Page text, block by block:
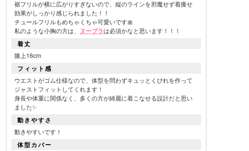
■スペック表
裾フリルが横に広がりすぎないので、縦のラインを邪魔せず着痩せ
効果がしっかり感じられました！！
チュールフリルもめちゃくちゃ可愛いです🎀
私のような小胸の方は、 ヌーブラは必須かなと思います！！！
着丈
膝上16cm
フィット感
ウエストがゴム仕様なので、体型を問わずキュッとくびれを作って
ジャストフィットしてくれます！
身長や体重に関係なく、多くの方が綺麗に着こなせる設計だと思い
ました✨
動きやすさ
動きやすいです！
体型カバー